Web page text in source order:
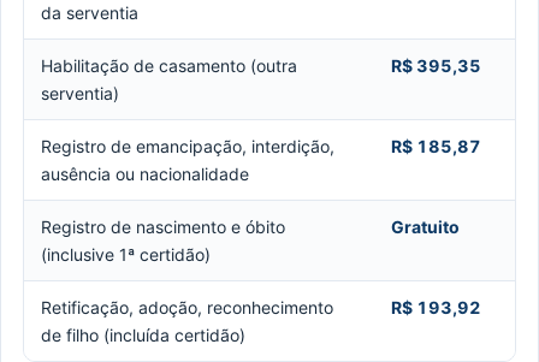
da serventia
Habilitação de casamento (outra
serventia)
R$ 395,35
Registro de emancipação, interdição,
ausência ou nacionalidade
R$ 185,87
Registro de nascimento e óbito
(inclusive 1ª certidão)
Gratuito
Retificação, adoção, reconhecimento
de filho (incluída certidão)
R$ 193,92